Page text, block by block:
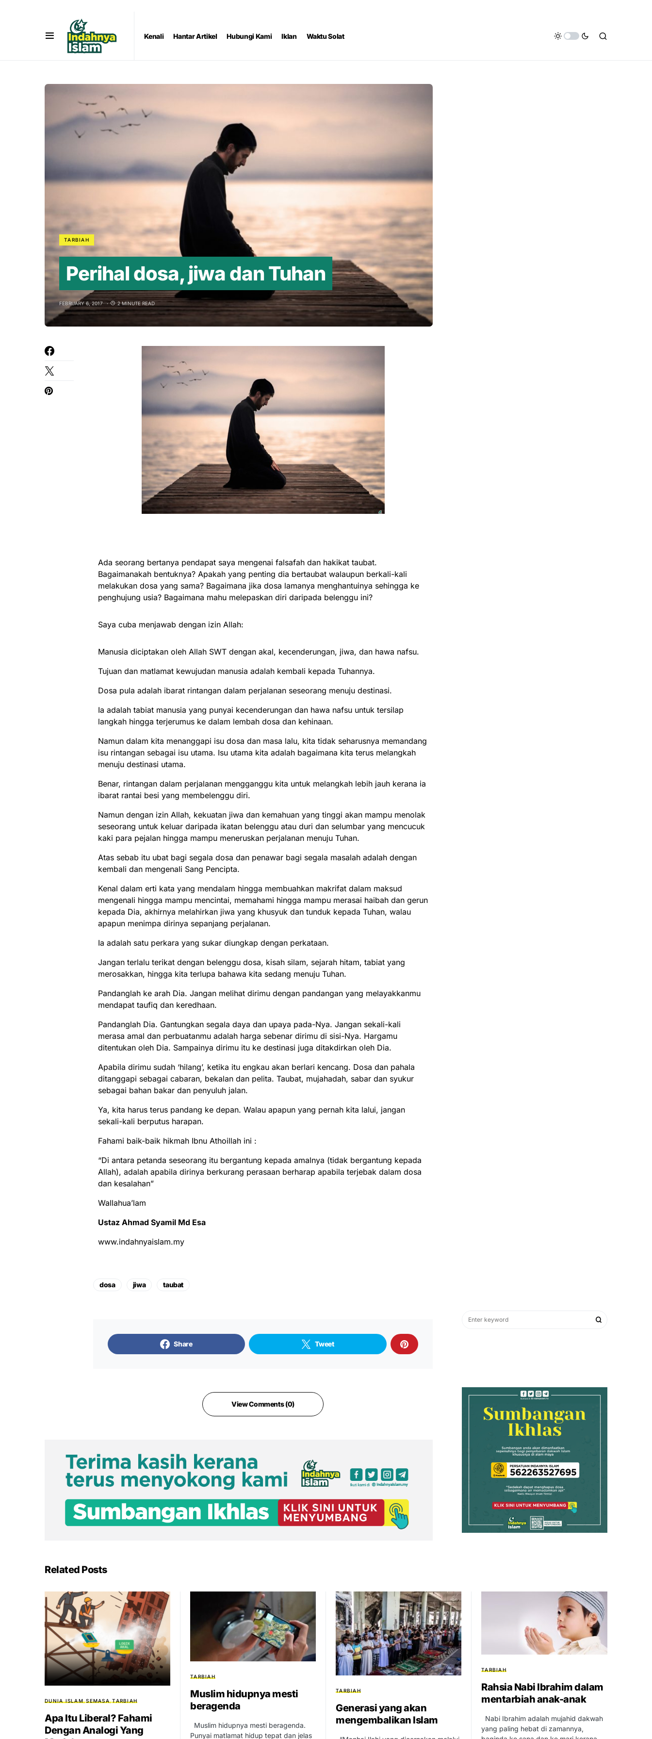
Kenali Hantar Artikel Hubungi Kami Iklan Waktu Solat
TARBIAH
Perihal dosa, jiwa dan Tuhan
FEBRUARY 6, 2017 2 MINUTE READ
Ada seorang bertanya pendapat saya mengenai falsafah dan hakikat taubat.
Bagaimanakah bentuknya? Apakah yang penting dia bertaubat walaupun berkali-kali
melakukan dosa yang sama? Bagaimana jika dosa lamanya menghantuinya sehingga ke
penghujung usia? Bagaimana mahu melepaskan diri daripada belenggu ini?
Saya cuba menjawab dengan izin Allah:
Manusia diciptakan oleh Allah SWT dengan akal, kecenderungan, jiwa, dan hawa nafsu.
Tujuan dan matlamat kewujudan manusia adalah kembali kepada Tuhannya.
Dosa pula adalah ibarat rintangan dalam perjalanan seseorang menuju destinasi.
Ia adalah tabiat manusia yang punyai kecenderungan dan hawa nafsu untuk tersilap
langkah hingga terjerumus ke dalam lembah dosa dan kehinaan.
Namun dalam kita menanggapi isu dosa dan masa lalu, kita tidak seharusnya memandang
isu rintangan sebagai isu utama. Isu utama kita adalah bagaimana kita terus melangkah
menuju destinasi utama.
Benar, rintangan dalam perjalanan mengganggu kita untuk melangkah lebih jauh kerana ia
ibarat rantai besi yang membelenggu diri.
Namun dengan izin Allah, kekuatan jiwa dan kemahuan yang tinggi akan mampu menolak
seseorang untuk keluar daripada ikatan belenggu atau duri dan selumbar yang mencucuk
kaki para pejalan hingga mampu meneruskan perjalanan menuju Tuhan.
Atas sebab itu ubat bagi segala dosa dan penawar bagi segala masalah adalah dengan
kembali dan mengenali Sang Pencipta.
Kenal dalam erti kata yang mendalam hingga membuahkan makrifat dalam maksud
mengenali hingga mampu mencintai, memahami hingga mampu merasai haibah dan gerun
kepada Dia, akhirnya melahirkan jiwa yang khusyuk dan tunduk kepada Tuhan, walau
apapun menimpa dirinya sepanjang perjalanan.
Ia adalah satu perkara yang sukar diungkap dengan perkataan.
Jangan terlalu terikat dengan belenggu dosa, kisah silam, sejarah hitam, tabiat yang
merosakkan, hingga kita terlupa bahawa kita sedang menuju Tuhan.
Pandanglah ke arah Dia. Jangan melihat dirimu dengan pandangan yang melayakkanmu
mendapat taufiq dan keredhaan.
Pandanglah Dia. Gantungkan segala daya dan upaya pada-Nya. Jangan sekali-kali
merasa amal dan perbuatanmu adalah harga sebenar dirimu di sisi-Nya. Hargamu
ditentukan oleh Dia. Sampainya dirimu itu ke destinasi juga ditakdirkan oleh Dia.
Apabila dirimu sudah ‘hilang’, ketika itu engkau akan berlari kencang. Dosa dan pahala
ditanggapi sebagai cabaran, bekalan dan pelita. Taubat, mujahadah, sabar dan syukur
sebagai bahan bakar dan penyuluh jalan.
Ya, kita harus terus pandang ke depan. Walau apapun yang pernah kita lalui, jangan
sekali-kali berputus harapan.
Fahami baik-baik hikmah Ibnu Athoillah ini :
“Di antara petanda seseorang itu bergantung kepada amalnya (tidak bergantung kepada
Allah), adalah apabila dirinya berkurang perasaan berharap apabila terjebak dalam dosa
dan kesalahan”
Wallahua’lam
Ustaz Ahmad Syamil Md Esa
www.indahnyaislam.my
dosa jiwa taubat
Share Tweet
View Comments (0)
Related Posts
DUNIA ISLAM SEMASA TARBIAH
Apa Itu Liberal? Fahami
Dengan Analogi Yang
TARBIAH
Muslim hidupnya mesti
beragenda
Muslim hidupnya mesti beragenda.
Punyai matlamat hidup tepat dan jelas
TARBIAH
Generasi yang akan
mengembalikan Islam
TARBIAH
Rahsia Nabi Ibrahim dalam
mentarbiah anak-anak
Nabi Ibrahim adalah mujahid dakwah
yang paling hebat di zamannya,